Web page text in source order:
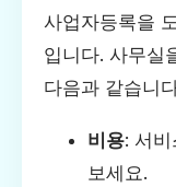
사업자등록을
입니다. 사무실
다음과 같습니
비용: 서
보세요.